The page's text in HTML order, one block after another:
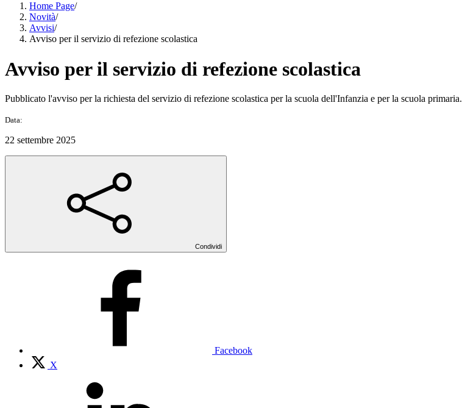
Home Page/
Novità/
Avvisi/
Avviso per il servizio di refezione scolastica
Avviso per il servizio di refezione scolastica
Pubblicato l'avviso per la richiesta del servizio di refezione scolastica per la scuola dell'Infanzia e per la scuola primaria.
Data:
22 settembre 2025
Condividi
Facebook
X